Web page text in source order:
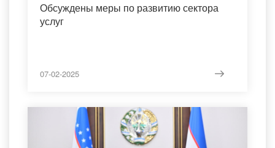
Обсуждены меры по развитию сектора
услуг
07-02-2025